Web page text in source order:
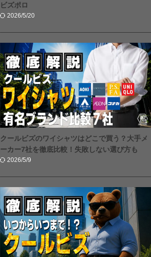
ビズポロ
2026/5/20
クールビズのワイシャツはどこで買う？大手メ
ーカー7社を徹底比較！失敗しない選び方も
2026/5/9